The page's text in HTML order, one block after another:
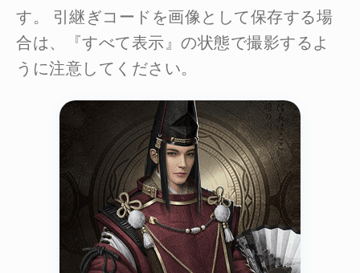
す。 引継ぎコードを画像として保存する場
合は、『すべて表示』の状態で撮影するよ
うに注意してください。